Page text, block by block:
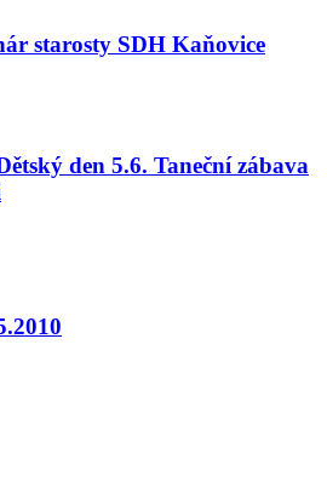
starosty SDH Kaňovice
den 5.6. Taneční zábava